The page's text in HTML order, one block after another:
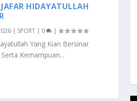
HIDAYATULLAH
| SPORT | 0 |
Yang Kian Bersinar
Kemampuan...